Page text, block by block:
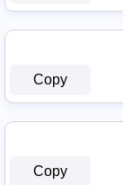
Copy
Copy